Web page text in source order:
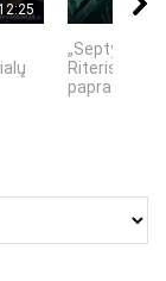
„Septynių
Riteris" – kai